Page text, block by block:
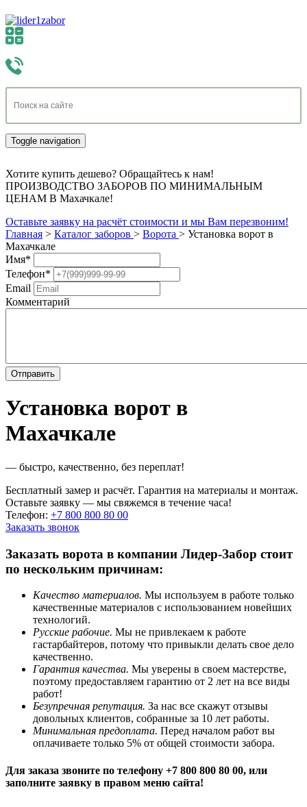
Toggle navigation
Хотите купить дешево? Обращайтесь к нам!
ПРОИЗВОДСТВО ЗАБОРОВ ПО МИНИМАЛЬНЫМ
ЦЕНАМ В Махачкале!
Оставьте заявку на расчёт стоимости и мы Вам перезвоним!
Главная > Каталог заборов > Ворота > Установка ворот в
Махачкале
Имя*
Телефон*
Email
Комментарий
Установка ворот в
Махачкале
— быстро, качественно, без переплат!
Бесплатный замер и расчёт. Гарантия на материалы и монтаж.
Оставьте заявку — мы свяжемся в течение часа!
Телефон: +7 800 800 80 00
Заказать звонок
Заказать ворота в компании Лидер-Забор стоит
по нескольким причинам:
Качество материалов. Мы используем в работе только
качественные материалов с использованием новейших
технологий.
Русские рабочие. Мы не привлекаем к работе
гастарбайтеров, потому что привыкли делать свое дело
качественно.
Гарантия качества. Мы уверены в своем мастерстве,
поэтому предоставляем гарантию от 2 лет на все виды
работ!
Безупречная репутация. За нас все скажут отзывы
довольных клиентов, собранные за 10 лет работы.
Минимальная предоплата. Перед началом работ вы
оплачиваете только 5% от общей стоимости забора.
Для заказа звоните по телефону +7 800 800 80 00, или
заполните заявку в правом меню сайта!